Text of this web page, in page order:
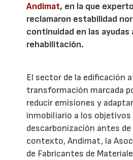
Andimat, en la que
reclamaron estabilidad
continuidad en las ayudas
rehabilitación.
El sector de la edificación
transformación marcada
reducir emisiones y
inmobiliario a los objetivos
descarbonización antes de
contexto, Andimat, la
de Fabricantes de